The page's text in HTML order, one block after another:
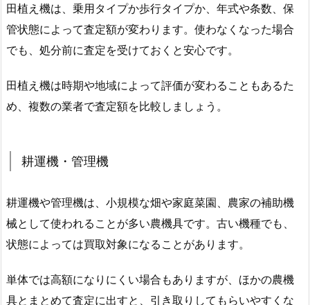
田植え機は、乗用タイプか歩行タイプか、年式や条数、保
管状態によって査定額が変わります。使わなくなった場合
でも、処分前に査定を受けておくと安心です。
田植え機は時期や地域によって評価が変わることもあるた
め、複数の業者で査定額を比較しましょう。
耕運機・管理機
耕運機や管理機は、小規模な畑や家庭菜園、農家の補助機
械として使われることが多い農機具です。古い機種でも、
状態によっては買取対象になることがあります。
単体では高額になりにくい場合もありますが、ほかの農機
具とまとめて査定に出すと、引き取りしてもらいやすくな